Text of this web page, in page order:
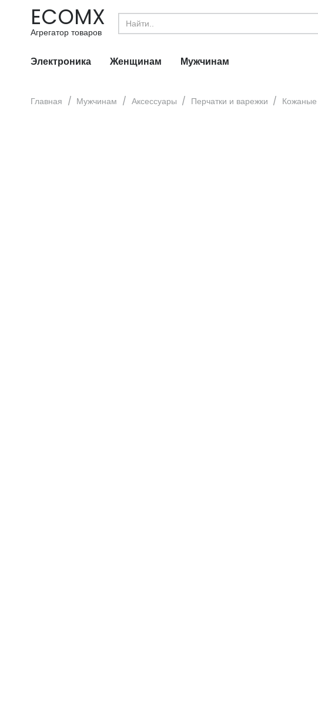
ECOMX
Агрегатор товаров
Search
for:
Электроника Женщинам Мужчинам
Главная / Мужчинам / Аксессуары / Перчатки и варежки / Кожаные